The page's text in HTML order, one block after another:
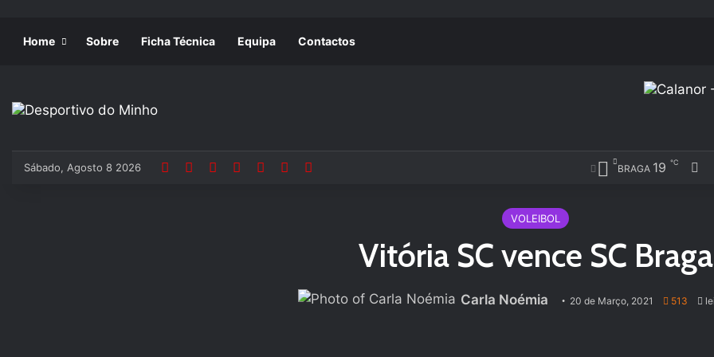
Home Sobre Ficha Técnica Equipa Contactos
Sábado, Agosto 8 2026 BRAGA 19 ℃
VOLEIBOL
Vitória SC vence SC Braga
Carla Noémia 20 de Março, 2021 513